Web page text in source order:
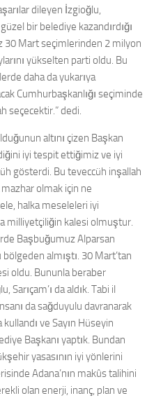
dileyen İzgioğlu,
bir belediye kazandırdığı
30 Mart seçimlerinden 2 milyon
yükselten parti oldu. Bu
daha da yukarıya
Cumhurbaşkanlığı seçiminde
seçecektir.” dedi.
altını çizen Başkan
iyi tespit ettiğimiz ve iyi
gösterdi. Bu teveccüh inşallah
olmak için ne
halka meseleleri iyi
milliyetçiliğin kalesi olmuştur.
Başbuğumuz Alparsan
almıştı. 30 Mart’tan
oldu. Bununla beraber
da aldık. Tabi il
da sağduyulu davranarak
ve Sayın Hüseyin
Başkanı yaptık. Bundan
yasasının iyi yönlerini
Adana’nın makûs talihini
olan enerji, inanç, plan ve